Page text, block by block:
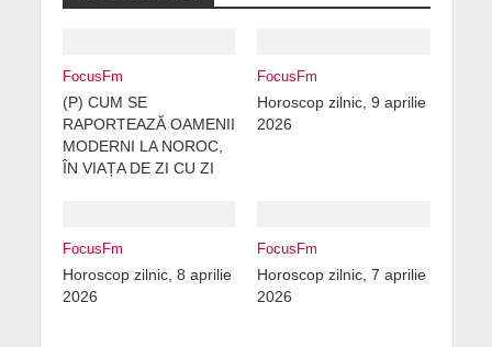
FocusFm
(P) CUM SE
RAPORTEAZĂ OAMENII
MODERNI LA NOROC,
ÎN VIAȚA DE ZI CU ZI
FocusFm
Horoscop zilnic, 9 aprilie
2026
FocusFm
Horoscop zilnic, 8 aprilie
2026
FocusFm
Horoscop zilnic, 7 aprilie
2026